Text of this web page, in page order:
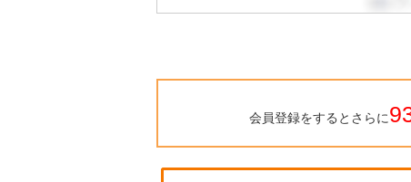
会員登録をするとさらに